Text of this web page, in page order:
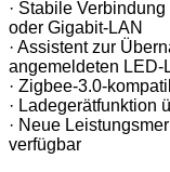
· Stabile
oder Gigabit-LAN
· Assistent zur
angemeldeten LED-
· Zigbee-3.0-
· Ladegerätfunktion
· Neue
verfügbar